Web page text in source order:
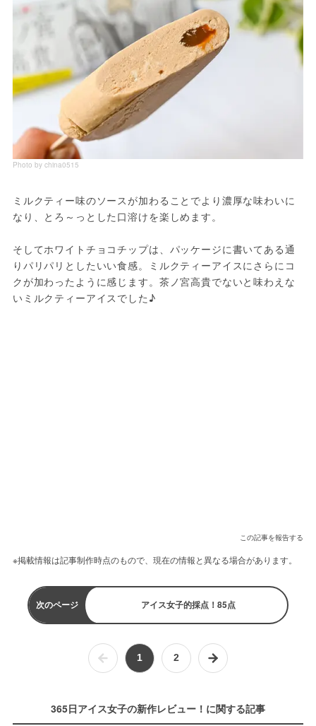
Photo by china0515
ミルクティー味のソースが加わることでより濃厚な味わいに
なり、とろ～っとした口溶けを楽しめます。
そしてホワイトチョコチップは、パッケージに書いてある通
りパリパリとしたいい食感。ミルクティーアイスにさらにコ
クが加わったように感じます。茶ノ宮高貴でないと味わえな
いミルクティーアイスでした♪
この記事を報告する
※掲載情報は記事制作時点のもので、現在の情報と異なる場合があります。
次のページ アイス女子的採点！85点
1 2
365日アイス女子の新作レビュー！に関する記事